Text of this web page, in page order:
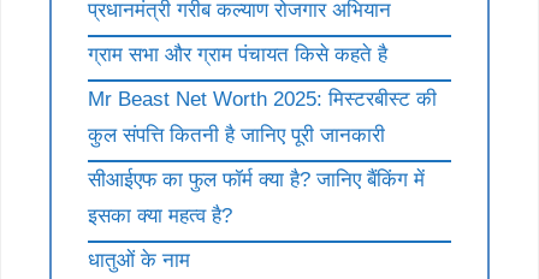
प्रधानमंत्री गरीब कल्याण रोजगार अभियान
ग्राम सभा और ग्राम पंचायत किसे कहते है
Mr Beast Net Worth 2025: मिस्टरबीस्ट की
कुल संपत्ति कितनी है जानिए पूरी जानकारी
सीआईएफ का फुल फॉर्म क्या है? जानिए बैंकिंग में
इसका क्या महत्व है?
धातुओं के नाम